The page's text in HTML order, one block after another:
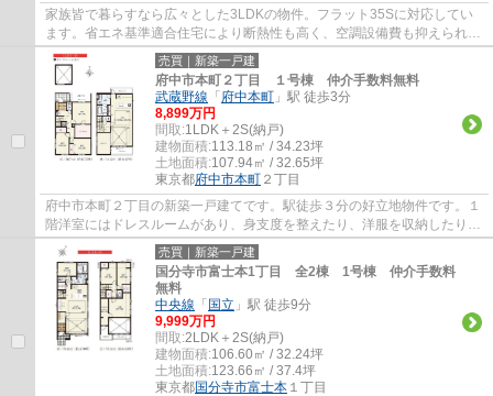
家族皆で暮らすなら広々とした3LDKの物件。フラット35Sに対応してい
ます。省エネ基準適合住宅により断熱性も高く、空調設備費も抑えられま
す。太陽光発電付きのオール電化住宅であなた...
売買｜新築一戸建
府中市本町２丁目 １号棟 仲介手数料無料
武蔵野線 「 府中本町 」駅 徒歩3分
8,899万円
間取:1LDK＋2S(納戸)
建物面積:113.18㎡ / 34.23坪
土地面積:107.94㎡ / 32.65坪
東京都府中市本町 ２丁目
府中市本町２丁目の新築一戸建てです。駅徒歩３分の好立地物件です。１
階洋室にはドレスルームがあり、身支度を整えたり、洋服を収納したりで
きるので便利です。２階LDKは広々２４帖で...
売買｜新築一戸建
国分寺市富士本1丁目 全2棟 1号棟 仲介手数料
無料
中央線 「 国立 」駅 徒歩9分
9,999万円
間取:2LDK＋2S(納戸)
建物面積:106.60㎡ / 32.24坪
土地面積:123.66㎡ / 37.4坪
東京都国分寺市富士本 １丁目